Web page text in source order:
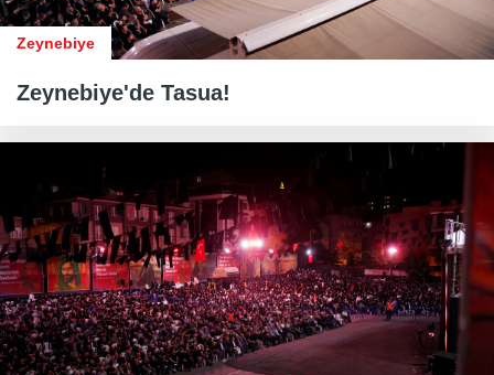
Zeynebiye
Zeynebiye'de Tasua!